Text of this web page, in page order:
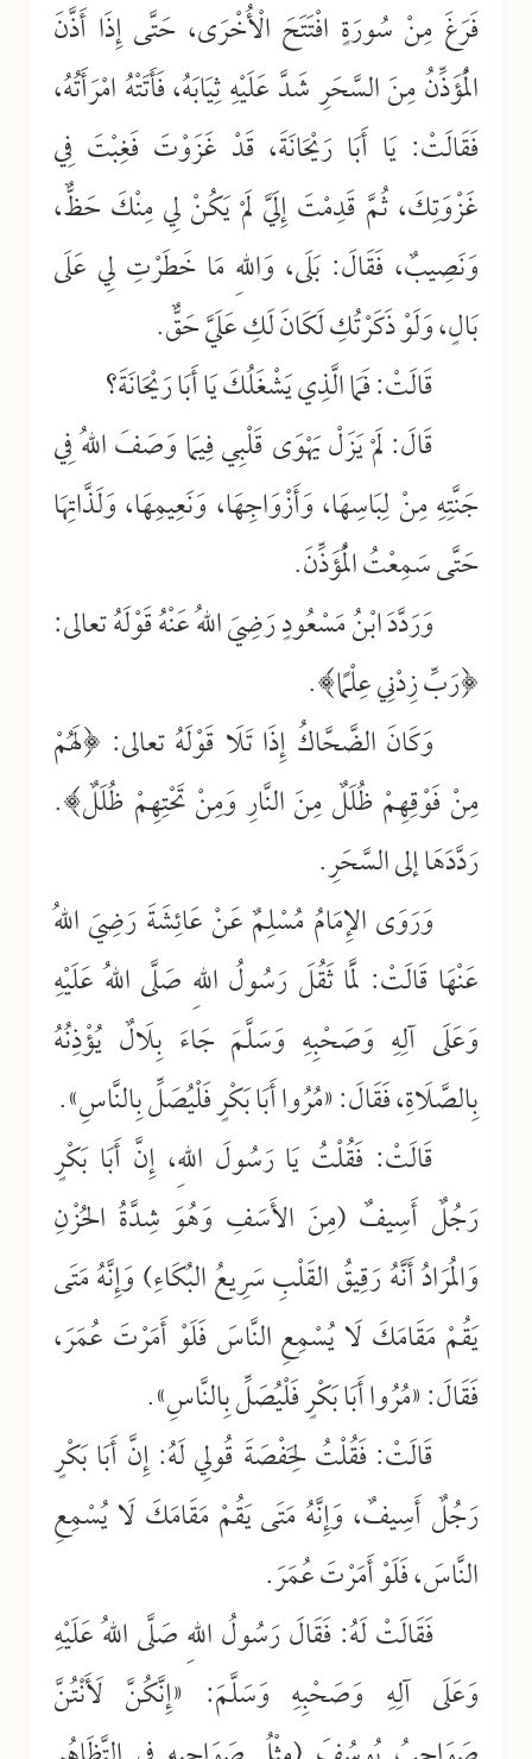
فَرَغَ مِنْ سُورَةٍ افْتَتَحَ الْأُخْرَى، حَتَّى إِذَا أَذَّنَ
الْمُؤَذِّنُ مِنَ السَّحَرِ شَدَّ عَلَيْهِ ثِيَابَهُ، فَأَتَتْهُ امْرَأَتُهُ،
فَقَالَتْ: يَا أَبَا رَيْحَانَةَ، قَدْ غَزَوْتَ فَغِبْتَ فِي
غَزْوَتِكَ، ثُمَّ قَدِمْتَ إِلَيَّ لَمْ يَكُنْ لِي مِنْكَ حَظٌّ،
وَنَصِيبٌ، فَقَالَ: بَلَى، وَاللهِ مَا خَطَرْتِ لِي عَلَى
بَالٍ، وَلَوْ ذَكَرْتُكِ لَكَانَ لَكِ عَلَيَّ حَقٌّ.
قَالَتْ: فَمَا الَّذِي يَشْغَلُكَ يَا أَبَا رَيْحَانَةَ؟
قَالَ: لَمْ يَزَلْ يَهْوَى قَلْبِي فِيمَا وَصَفَ اللهُ فِي
جَنَّتِهِ مِنْ لِبَاسِهَا، وَأَزْوَاجِهَا، وَنَعِيمِهَا، وَلَذَّاتِهَا
حَتَّى سَمِعْتُ الْمُؤَذِّنَ.
وَرَدَّدَ ابْنُ مَسْعُودٍ رَضِيَ اللهُ عَنْهُ قَوْلَهُ تعالى:
﴿رَبِّ زِدْنِي عِلْمًا﴾.
وَكَانَ الضَّحَّاكُ إِذَا تَلَا قَوْلَهُ تعالى: ﴿لَهُمْ
مِنْ فَوْقِهِمْ ظُلَلٌ مِنَ النَّارِ وَمِنْ تَحْتِهِمْ ظُلَلٌ﴾.
رَدَّدَهَا إلى السَّحَرِ.
وَرَوَى الإِمَامُ مُسْلِمٌ عَنْ عَائِشَةَ رَضِيَ اللهُ
عَنْهَا قَالَتْ: لَمَّا ثَقُلَ رَسُولُ اللهِ صَلَّى اللهُ عَلَيْهِ
وَعَلَى آلِهِ وَصَحْبِهِ وَسَلَّمَ جَاءَ بِلَالٌ يُؤْذِنُهُ
بِالصَّلَاةِ، فَقَالَ: «مُرُوا أَبَا بَكْرٍ فَلْيُصَلِّ بِالنَّاسِ».
قَالَتْ: فَقُلْتُ يَا رَسُولَ اللهِ، إِنَّ أَبَا بَكْرٍ
رَجُلٌ أَسِيفٌ (مِنَ الأَسَفِ وَهُوَ شِدَّةُ الحُزْنِ
وَالمُرَادُ أَنَّهُ رَقِيقُ القَلْبِ سَرِيعُ البُكَاءِ) وَإِنَّهُ مَتَى
يَقُمْ مَقَامَكَ لَا يُسْمِعِ النَّاسَ فَلَوْ أَمَرْتَ عُمَرَ،
فَقَالَ: «مُرُوا أَبَا بَكْرٍ فَلْيُصَلِّ بِالنَّاسِ».
قَالَتْ: فَقُلْتُ لِحَفْصَةَ قُولِي لَهُ: إِنَّ أَبَا بَكْرٍ
رَجُلٌ أَسِيفٌ، وَإِنَّهُ مَتَى يَقُمْ مَقَامَكَ لَا يُسْمِعِ
النَّاسَ، فَلَوْ أَمَرْتَ عُمَرَ.
فَقَالَتْ لَهُ: فَقَالَ رَسُولُ اللهِ صَلَّى اللهُ عَلَيْهِ
وَعَلَى آلِهِ وَصَحْبِهِ وَسَلَّمَ: «إِنَّكُنَّ لَأَنْتُنَّ